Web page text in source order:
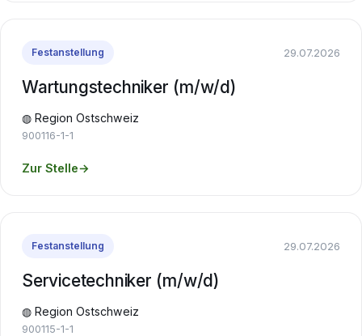
Festanstellung 29.07.2026
Wartungstechniker (m/w/d)
◍ Region Ostschweiz
900116-1-1
Zur Stelle→
Festanstellung 29.07.2026
Servicetechniker (m/w/d)
◍ Region Ostschweiz
900115-1-1